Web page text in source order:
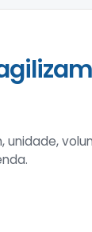
unidade,